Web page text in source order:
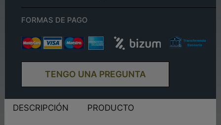
FORMAS DE PAGO
TENGO UNA PREGUNTA
DESCRIPCIÓN PRODUCTO